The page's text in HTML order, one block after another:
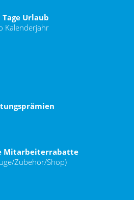
Tage Urlaub
Kalenderjahr
Mitarbeiterrabatte
Zubehör/Shop)